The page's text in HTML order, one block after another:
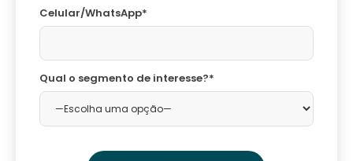
Celular/WhatsApp*
Qual o segmento de interesse?*